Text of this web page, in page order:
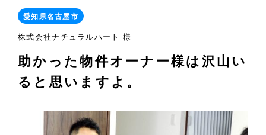
愛知県名古屋市
株式会社ナチュラルハート 様
助かった物件オーナー様は沢山い
ると思いますよ。